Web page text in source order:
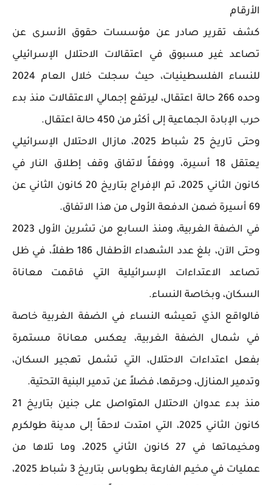
الأرقام
كشف تقرير صادر عن مؤسسات حقوق الأسرى عن
تصاعد غير مسبوق في اعتقالات الاحتلال الإسرائيلي
للنساء الفلسطينيات، حيث سجلت خلال العام 2024
وحده 266 حالة اعتقال، ليرتفع إجمالي الاعتقالات منذ بدء
حرب الإبادة الجماعية إلى أكثر من 450 حالة اعتقال.
وحتى تاريخ 25 شباط 2025، مازال الاحتلال الإسرائيلي
يعتقل 18 أسيرة، ووفقاً لاتفاق وقف إطلاق النار في
كانون الثاني 2025، تم الإفراج بتاريخ 20 كانون الثاني عن
69 أسيرة ضمن الدفعة الأولى من هذا الاتفاق.
في الضفة الغربية، ومنذ السابع من تشرين الأول 2023
وحتى الآن، بلغ عدد الشهداء الأطفال 186 طفلاً، في ظل
تصاعد الاعتداءات الإسرائيلية التي فاقمت معاناة
السكان، وبخاصة النساء.
فالواقع الذي تعيشه النساء في الضفة الغربية خاصة
في شمال الضفة الغربية، يعكس معاناة مستمرة
بفعل اعتداءات الاحتلال، التي تشمل تهجير السكان،
وتدمير المنازل، وحرقها، فضلاً عن تدمير البنية التحتية.
منذ بدء عدوان الاحتلال المتواصل على جنين بتاريخ 21
كانون الثاني 2025، التي امتدت لاحقاً إلى مدينة طولكرم
ومخيماتها في 27 كانون الثاني 2025، وما تلاها من
عمليات في مخيم الفارعة بطوباس بتاريخ 3 شباط 2025،